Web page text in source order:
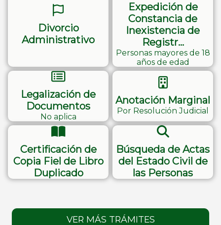
Divorcio
Administrativo
Expedición de
Constancia de
Inexistencia de
Registr…
Personas mayores de 18
años de edad
Legalización de
Documentos
No aplica
Anotación Marginal
Por Resolución Judicial
Certificación de
Copia Fiel de Libro
Duplicado
Búsqueda de Actas
del Estado Civil de
las Personas
VER MÁS TRÁMITES